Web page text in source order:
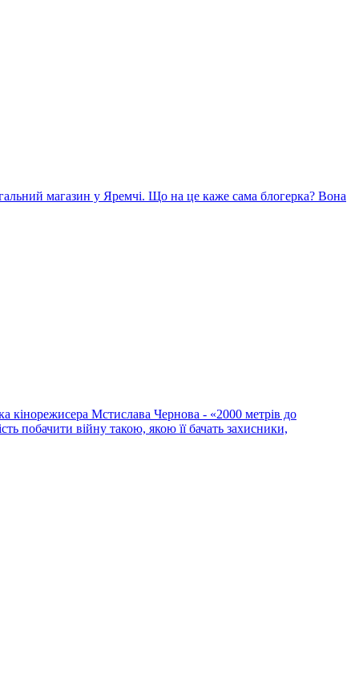
магазин у Яремчі. Що на це каже сама блогерка? Вона
кінорежисера Мстислава Чернова - «2000 метрів до
побачити війну такою, якою її бачать захисники,